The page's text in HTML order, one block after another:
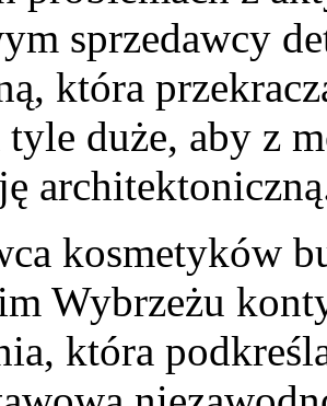
sprzedawcy
która
tyle duże, aby z
kosmetyków
Wybrzeżu
która